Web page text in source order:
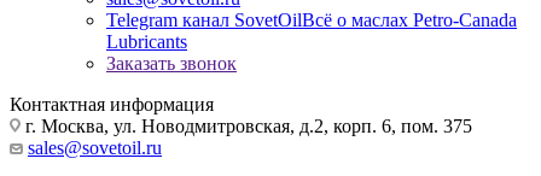
Telegram канал SovetOilВсё о маслах Petro-Canada
Lubricants
Заказать звонок
Контактная информация
г. Москва, ул. Новодмитровская, д.2, корп. 6, пом. 375
sales@sovetoil.ru